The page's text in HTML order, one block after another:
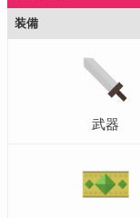
装備
武器